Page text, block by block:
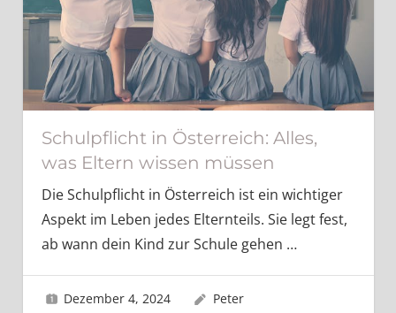
Schulpflicht in Österreich: Alles,
was Eltern wissen müssen
Die Schulpflicht in Österreich ist ein wichtiger
Aspekt im Leben jedes Elternteils. Sie legt fest,
ab wann dein Kind zur Schule gehen …
Dezember 4, 2024 Peter